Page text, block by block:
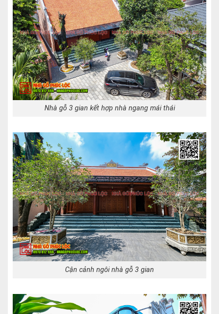
Nhà gỗ 3 gian kết hợp nhà ngang mái thái
Cận cảnh ngôi nhà gỗ 3 gian